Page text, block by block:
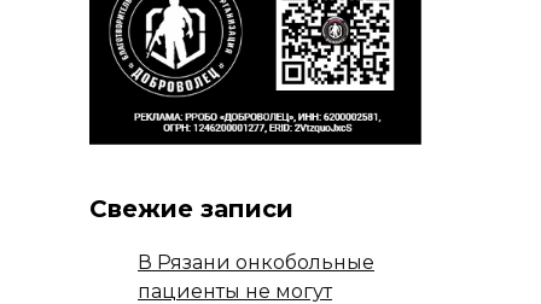
Свежие записи
В Рязани онкобольные
пациенты не могут